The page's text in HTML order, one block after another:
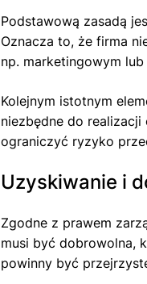
Podstawową zasadą
Oznacza to, że firma
np. marketingowym
Kolejnym istotnym
niezbędne do
ograniczyć ryzyko
Uzyskiwanie i
Zgodne z prawem
musi być dobrowolna,
powinny być